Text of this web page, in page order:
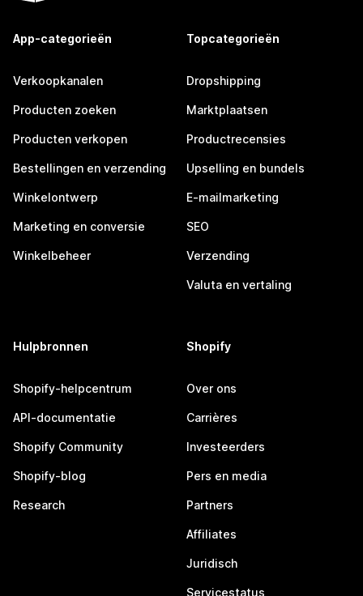
App-categorieën
Verkoopkanalen
Producten zoeken
Producten verkopen
Bestellingen en verzending
Winkelontwerp
Marketing en conversie
Winkelbeheer
Topcategorieën
Dropshipping
Marktplaatsen
Productrecensies
Upselling en bundels
E-mailmarketing
SEO
Verzending
Valuta en vertaling
Hulpbronnen
Shopify-helpcentrum
API-documentatie
Shopify Community
Shopify-blog
Research
Shopify
Over ons
Carrières
Investeerders
Pers en media
Partners
Affiliates
Juridisch
Servicestatus